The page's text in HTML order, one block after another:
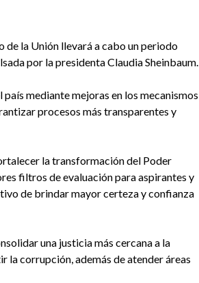
de la Unión llevará a cabo un periodo
por la presidenta Claudia Sheinbaum.
mediante mejoras en los mecanismos
procesos más transparentes y
la transformación del Poder
filtros de evaluación para aspirantes y
de brindar mayor certeza y confianza
una justicia más cercana a la
la corrupción, además de atender áreas